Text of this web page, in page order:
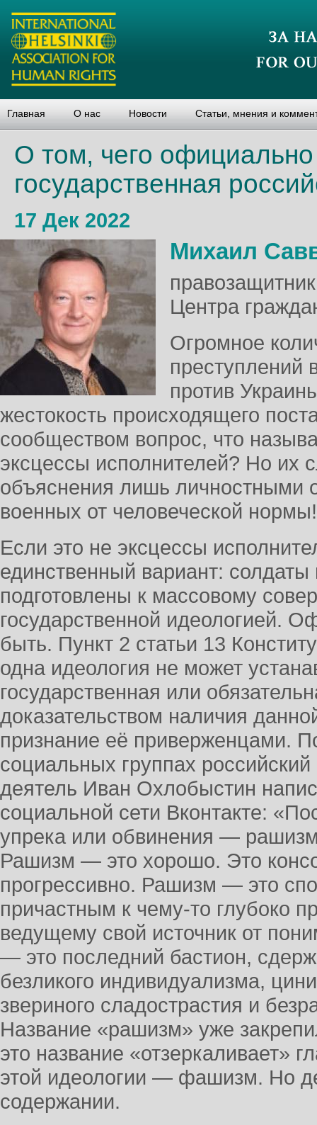
Главная О нас Новости Статьи, мнения и
О том, чего
государственная
17 Дек 2022
Михаил
Центра
Огромное
преступлений
против
жестокость происходящего
сообществом вопрос, что
эксцессы исполнителей? Но их
объяснения лишь личностными
военных от человеческой нормы!
Если это не эксцессы
единственный вариант:
подготовлены к массовому
государственной идеологией.
быть. Пункт 2 статьи 13
одна идеология не может
государственная или
доказательством наличия
признание её приверженцами.
социальных группах
деятель Иван Охлобыстин
социальной сети Вконтакте:
упрека или обвинения —
Рашизм — это хорошо. Это
прогрессивно. Рашизм — это
причастным к чему-то глубоко
ведущему свой источник от
— это последний бастион,
безликого индивидуализма,
звериного сладострастия и
Название «рашизм» уже
это название «отзеркаливает»
этой идеологии — фашизм. Но
содержании.